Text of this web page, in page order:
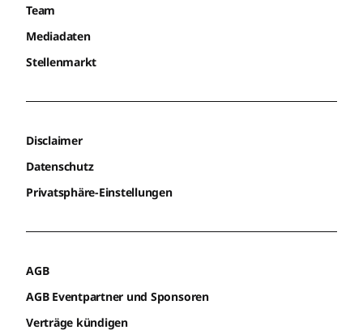
Team
Mediadaten
Stellenmarkt
Disclaimer
Datenschutz
Privatsphäre-Einstellungen
AGB
AGB Eventpartner und Sponsoren
Verträge kündigen